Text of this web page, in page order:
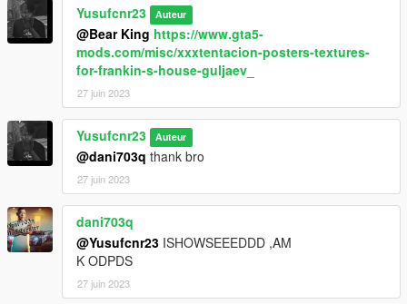
Yusufcnr23 Auteur
@Bear King https://www.gta5-
mods.com/misc/xxxtentacion-posters-textures-
for-frankin-s-house-guljaev_
27 juin 2023
Yusufcnr23 Auteur
@dani703q thank bro
27 juin 2023
dani703q
@Yusufcnr23 ISHOWSEEEDDD ,AM
K ODPDS
27 juin 2023